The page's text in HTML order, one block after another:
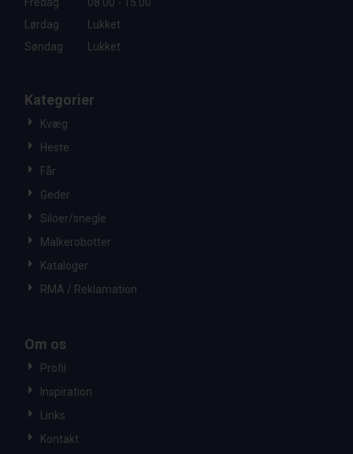
Lørdag
Lukket
Søndag
Lukket
Kategorier
Kvæg
Heste
Får
Geder
Siloer/snegle
Malkerobotter
Kataloger
RMA / Reklamation
Om os
Profil
Inspiration
Links
Kontakt